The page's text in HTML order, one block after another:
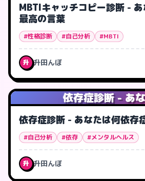
MBTIキャッチコピー診断 -
最高の言葉
#性格診断 #自己分析 #MBTI
升 升田んぼ
依存症診断 - あ
依存症診断 - あなたは何依存
#自己分析 #依存 #メンタルヘルス
升 升田んぼ